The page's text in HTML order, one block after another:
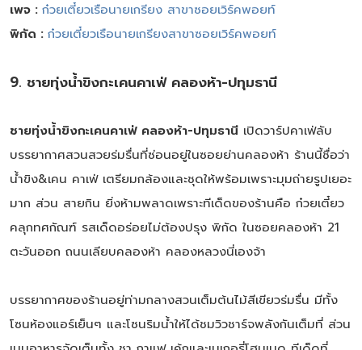
เพจ : ก๋วยเตี๋ยวเรือนายเกรียง สาขาซอยเวิร์คพอยท์
พิกัด : ก๋วยเตี๋ยวเรือนายเกรียงสาขาซอยเวิร์คพอยท์
9. ชายทุ่งน้ำขิงกะเคนคาเฟ่ คลองห้า-ปทุมธานี
ชายทุ่งน้ำขิงกะเคนคาเฟ่ คลองห้า-ปทุมธานี เปิดวาร์ปคาเฟ่ลับ
บรรยากาศสวนสวยร่มรื่นที่ซ่อนอยู่ในซอยย่านคลองห้า ร้านนี้ชื่อว่า
น้ำขิง&เคน คาเฟ่ เตรียมกล้องและชุดให้พร้อมเพราะมุมถ่ายรูปเยอะ
มาก ส่วน สายกิน ยิ่งห้ามพลาดเพราะทีเด็ดของร้านคือ ก๋วยเตี๋ยว
คลุกทศกัณฑ์ รสเด็ดอร่อยไม่ต้องปรุง พิกัด ในซอยคลองห้า 21
ตะวันออก ถนนเลียบคลองห้า คลองหลวงนี่เองจ้า
บรรยากาศของร้านอยู่ท่ามกลางสวนเต็มต้นไม้สีเขียวร่มรื่น มีทั้ง
โซนห้องแอร์เย็นๆ และโซนริมน้ำให้ได้ชมวิวชาร์จพลังกันเต็มที่ ส่วน